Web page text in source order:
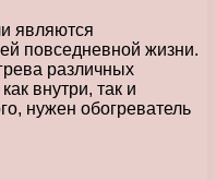
являются
повседневной жизни.
различных
внутри, так и
нужен обогреватель